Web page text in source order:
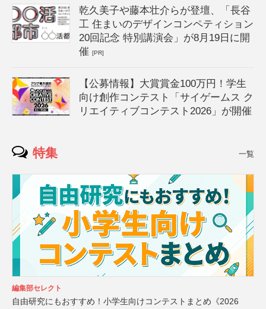
乾久美子や藤本壮介らが登壇、「長谷
工 住まいのデザインコンペティション
20回記念 特別講演会」が8月19日に開
催[PR]
【公募情報】大賞賞金100万円！学生
向け創作コンテスト「サイゲームス ク
リエイティブコンテスト2026」が開催
特集 一覧
編集部セレクト
自由研究にもおすすめ！小学生向けコンテストまとめ《2026